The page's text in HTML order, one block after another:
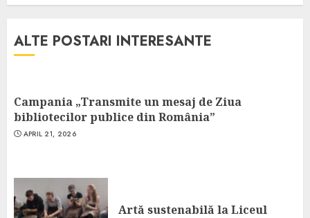
ALTE POSTARI INTERESANTE
Campania „Transmite un mesaj de Ziua
bibliotecilor publice din România”
APRIL 21, 2026
Artă sustenabilă la Liceul